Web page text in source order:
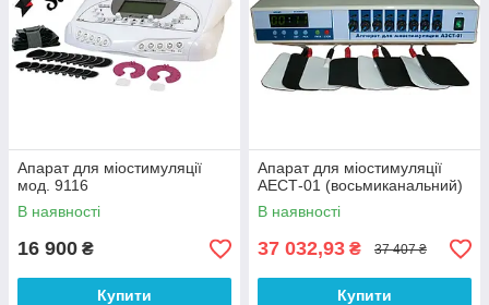
Апарат для міостимуляції
мод. 9116
В наявності
16 900 ₴
Купити
Апарат для міостимуляції
АЕСТ-01 (восьмиканальний)
В наявності
37 032,93 ₴ 37 407 ₴
Купити